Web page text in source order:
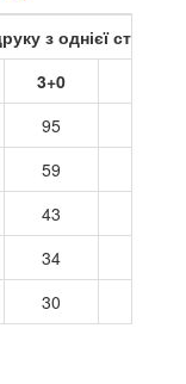
з однієї сторони
3+0
95
59
43
34
30